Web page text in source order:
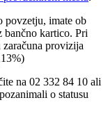
povzetju, imate ob
bančno kartico. Pri
provizija
na 02 332 84 10 ali
o statusu